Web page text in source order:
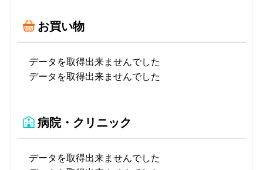
お買い物
データを取得出来ませんでした
データを取得出来ませんでした
病院・クリニック
データを取得出来ませんでした